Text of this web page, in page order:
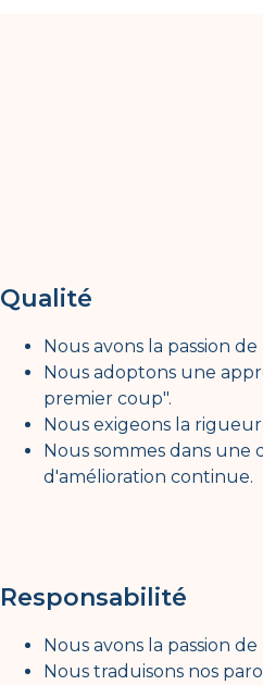
Qualité
Nous avons la passion
Nous adoptons une
premier coup".
Nous exigeons la
Nous sommes dans une
d'amélioration continue.
Responsabilité
Nous avons la passion
Nous traduisons nos